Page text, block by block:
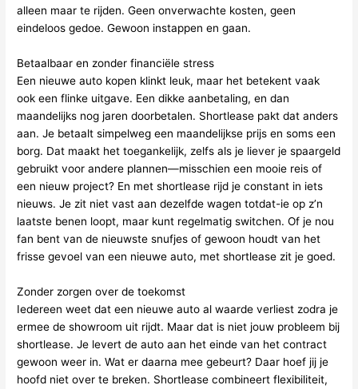
alleen maar te rijden. Geen onverwachte kosten, geen
eindeloos gedoe. Gewoon instappen en gaan.
Betaalbaar en zonder financiële stress
Een nieuwe auto kopen klinkt leuk, maar het betekent vaak
ook een flinke uitgave. Een dikke aanbetaling, en dan
maandelijks nog jaren doorbetalen. Shortlease pakt dat anders
aan. Je betaalt simpelweg een maandelijkse prijs en soms een
borg. Dat maakt het toegankelijk, zelfs als je liever je spaargeld
gebruikt voor andere plannen—misschien een mooie reis of
een nieuw project? En met shortlease rijd je constant in iets
nieuws. Je zit niet vast aan dezelfde wagen totdat-ie op z’n
laatste benen loopt, maar kunt regelmatig switchen. Of je nou
fan bent van de nieuwste snufjes of gewoon houdt van het
frisse gevoel van een nieuwe auto, met shortlease zit je goed.
Zonder zorgen over de toekomst
Iedereen weet dat een nieuwe auto al waarde verliest zodra je
ermee de showroom uit rijdt. Maar dat is niet jouw probleem bij
shortlease. Je levert de auto aan het einde van het contract
gewoon weer in. Wat er daarna mee gebeurt? Daar hoef jij je
hoofd niet over te breken. Shortlease combineert flexibiliteit,